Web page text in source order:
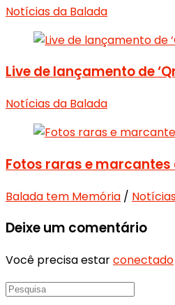
Notícias da Balada
Live de lançamento de
Notícias da Balada
Fotos raras e
Balada tem Memória /
Deixe um comentário
Você precisa estarconectado